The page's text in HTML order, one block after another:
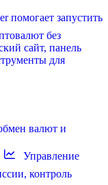
помогает запустить
без
сайт, панель
для
валют и
Управление
контроль